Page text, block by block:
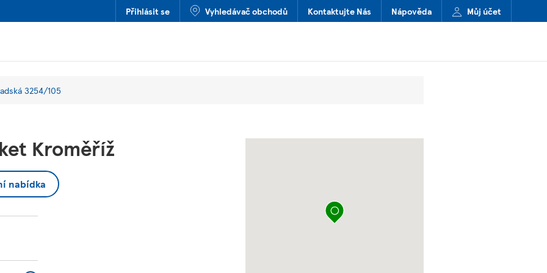
Přihlásit se Vyhledávač obchodů Kontaktujte Nás Nápověda Můj účet
3254/105
Kroměříž
nabídka
připíchnout špendlík